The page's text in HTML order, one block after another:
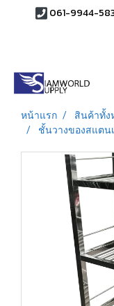
061-9944-
หน้าแรก สินค้าทั้ง
ชั้นวางของสแตน